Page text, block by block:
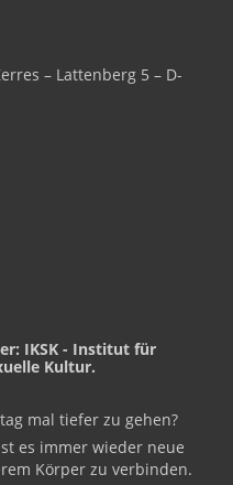
– Lattenberg 5 – D-
IKSK - Institut für
Kultur.
mal tiefer zu gehen?
es immer wieder neue
Körper zu verbinden.